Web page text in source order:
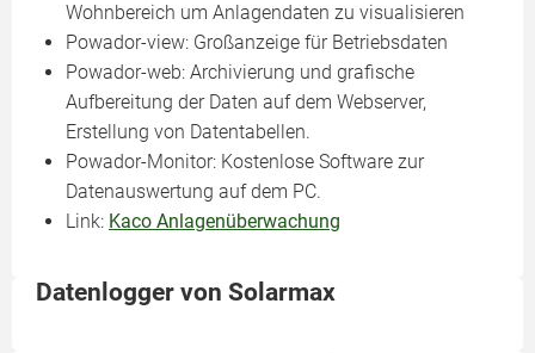
Wohnbereich um Anlagendaten zu visualisieren
Powador-view: Großanzeige für Betriebsdaten
Powador-web: Archivierung und grafische
Aufbereitung der Daten auf dem Webserver,
Erstellung von Datentabellen.
Powador-Monitor: Kostenlose Software zur
Datenauswertung auf dem PC.
Link: Kaco Anlagenüberwachung
Datenlogger von Solarmax